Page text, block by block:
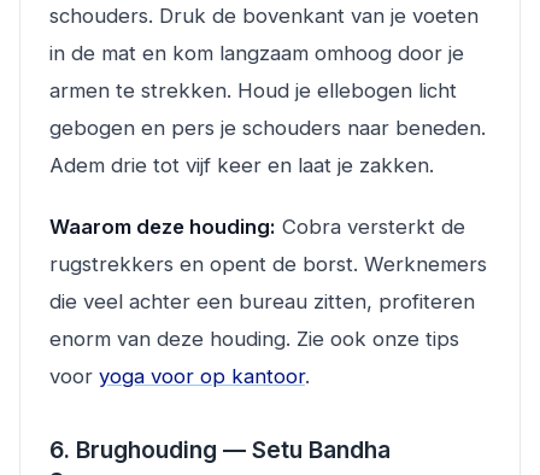
schouders. Druk de bovenkant van je voeten
in de mat en kom langzaam omhoog door je
armen te strekken. Houd je ellebogen licht
gebogen en pers je schouders naar beneden.
Adem drie tot vijf keer en laat je zakken.
Waarom deze houding: Cobra versterkt de
rugstrekkers en opent de borst. Werknemers
die veel achter een bureau zitten, profiteren
enorm van deze houding. Zie ook onze tips
voor yoga voor op kantoor.
6. Brughouding — Setu Bandha